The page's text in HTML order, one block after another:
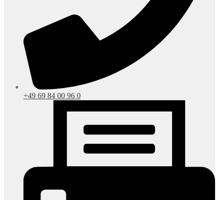
+49 69 84 00 96 0